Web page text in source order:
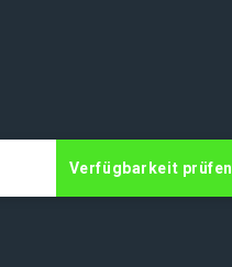
Verfügbarkeit prüfen